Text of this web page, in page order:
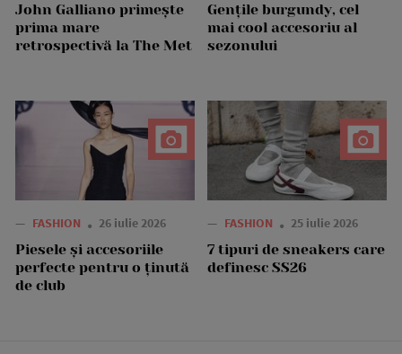
John Galliano primește
prima mare
retrospectivă la The Met
Gențile burgundy, cel
mai cool accesoriu al
sezonului
— FASHION 26 iulie 2026
Piesele și accesoriile
perfecte pentru o ținută
de club
— FASHION 25 iulie 2026
7 tipuri de sneakers care
definesc SS26